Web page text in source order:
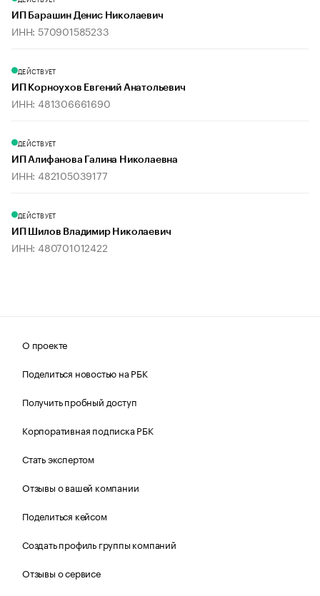
ИП Барашин Денис Николаевич
ИНН: 570901585233
ДЕЙСТВУЕТ
ИП Корноухов Евгений Анатольевич
ИНН: 481306661690
ДЕЙСТВУЕТ
ИП Алифанова Галина Николаевна
ИНН: 482105039177
ДЕЙСТВУЕТ
ИП Шилов Владимир Николаевич
ИНН: 480701012422
О проекте
Поделиться новостью на РБК
Получить пробный доступ
Корпоративная подписка РБК
Стать экспертом
Отзывы о вашей компании
Поделиться кейсом
Создать профиль группы компаний
Отзывы о сервисе